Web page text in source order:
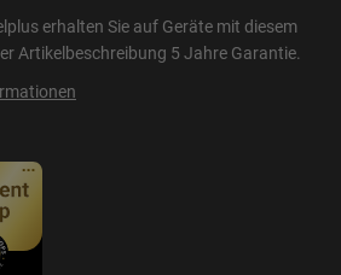
erhalten Sie auf Geräte mit diesem
Artikelbeschreibung 5 Jahre Garantie.